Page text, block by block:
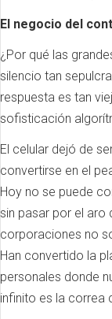
El negocio del
¿Por qué las
silencio tan
respuesta es tan
sofisticación
El celular dejó de
convertirse en el
Hoy no se puede
sin pasar por el aro
corporaciones no
Han convertido la
personales donde
infinito es la correa